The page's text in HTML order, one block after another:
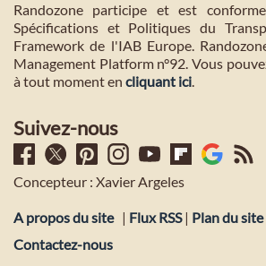
Randozone participe et est
Spécifications et Politiques du
Framework de l'IAB Europe.
Management Platform n°92. Vous
à tout moment en cliquant ici.
Suivez-nous
Concepteur : Xavier Argeles
A propos du site | Flux RSS| Plan du site
Contactez-nous